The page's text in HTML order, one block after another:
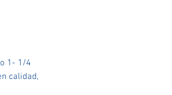
1- 1/4
calidad,